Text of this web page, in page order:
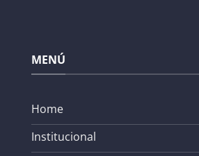
MENÚ
Home
Institucional